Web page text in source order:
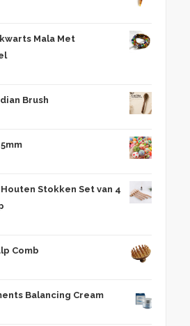
Mala Met
Brush
Stokken Set van 4
Comb
Balancing Cream